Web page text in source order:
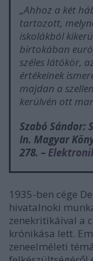
„Ahhoz a két
tartozott,
iskolákból
birtokában
széles látókör,
értékeinek
majdan a
kerülvén ott
Szabó Sándor:
In. Magyar
278. –
1935-ben cége
hivatalnoki
zenekritikáival a
krónikása lett.
zeneelméleti